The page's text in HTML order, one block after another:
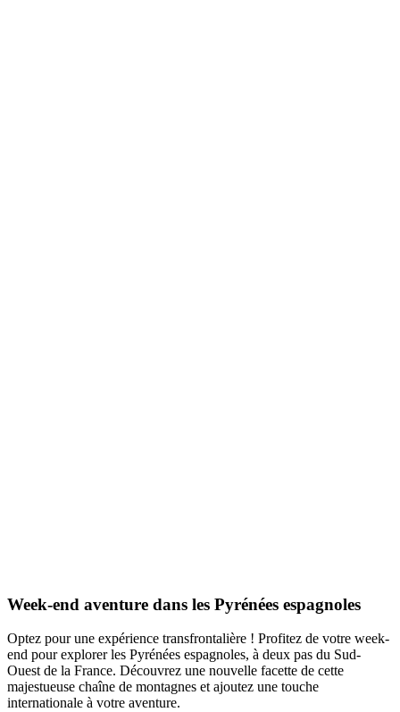
Week-end aventure dans les Pyrénées espagnoles
Optez pour une expérience transfrontalière ! Profitez de votre week-
end pour explorer les Pyrénées espagnoles, à deux pas du Sud-
Ouest de la France. Découvrez une nouvelle facette de cette
majestueuse chaîne de montagnes et ajoutez une touche
internationale à votre aventure.